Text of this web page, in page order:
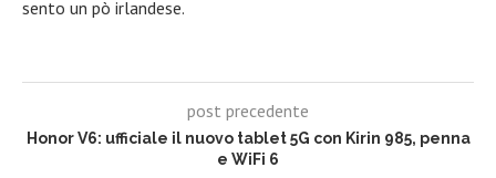
sento un pò irlandese.
post precedente
Honor V6: ufficiale il nuovo tablet 5G con Kirin 985, penna
e WiFi 6